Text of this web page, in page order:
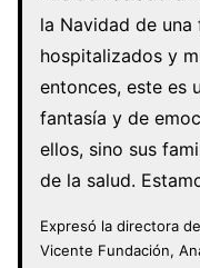
la Navidad de
hospitalizados y
entonces, este es
fantasía y de
ellos, sino sus
de la salud.
Expresó la directora
Vicente Fundación,